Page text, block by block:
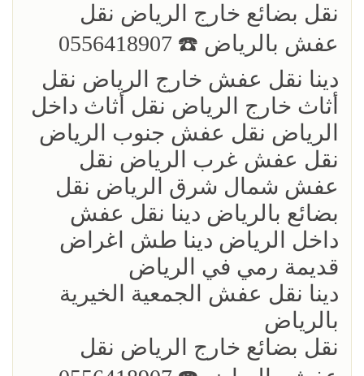
نقل بضائع خارج الرياض ‏نقل
عفش بالرياض ☎️ 0556418907
دينا نقل عفش خارج الرياض نقل
أثاث خارج الرياض نقل أثاث داخل
الرياض نقل عفش جنوب الرياض
نقل عفش غرب الرياض نقل
عفش شمال شرق الرياض نقل
بضائع بالرياض دينا نقل عفش
داخل الرياض دينا طش اغراض
قديمة رمي في الرياض
دينا نقل عفش الجمعية الخيرية
بالرياض
نقل بضائع خارج الرياض ‏نقل